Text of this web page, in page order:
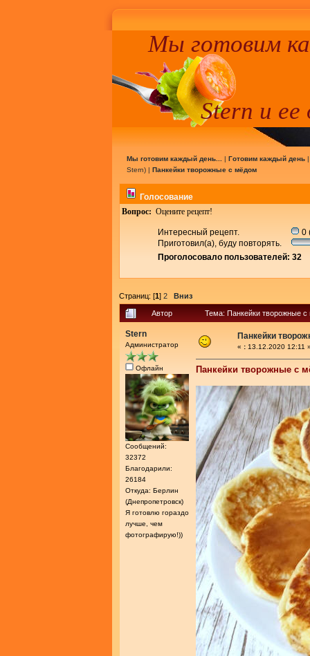
Мы готовим
Stern и ее
Мы готовим каждый день... | Готовим каждый день
Stern) | Панкейки творожные с мёдом
Голосование
Вопрос: Оцените рецепт!
Интересный рецепт.
0
Приготовил(а), буду повторять.
Проголосовало пользователей: 32
Страниц: [1] 2 Вниз
Автор Тема: Панкейки творожные
Stern
Администратор
Офлайн
Сообщений:
32372
Благодарили:
26184
Откуда: Берлин
(Днепропетровск)
Я готовлю гораздо
лучше, чем
фотографирую!))
Панкейки
« : 13.12.2020 12:11
Панкейки творожные с